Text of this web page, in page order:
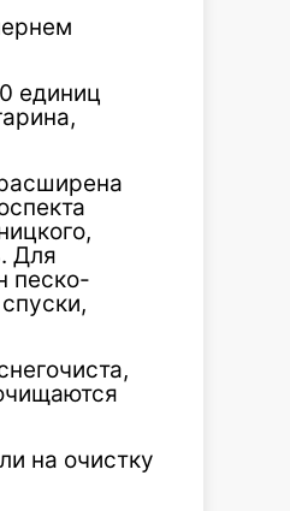
единиц
Для
песко-
на очистку